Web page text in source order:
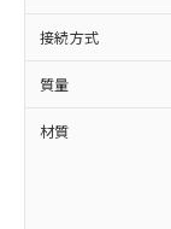
接続方式
質量
材質
図的な使
部品在
月が前
※2 環
「ｅ」
準値以
「10」
質が外
及ぼさ
「－」